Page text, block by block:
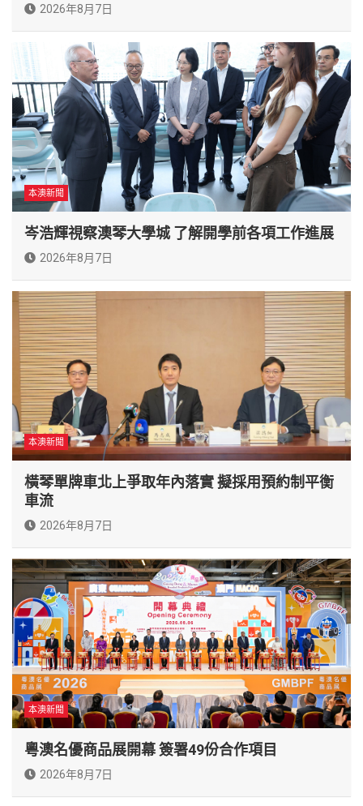
2026年8月7日
本澳新聞
岑浩輝視察澳琴大學城 了解開學前各項工作進展
2026年8月7日
本澳新聞
橫琴單牌車北上爭取年內落實 擬採用預約制平衡
車流
2026年8月7日
本澳新聞
粵澳名優商品展開幕 簽署49份合作項目
2026年8月7日